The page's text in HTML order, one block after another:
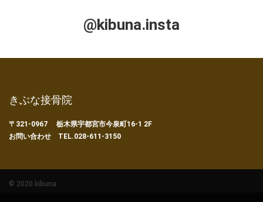
@kibuna.insta
きぶな接骨院
〒321-0967 栃木県宇都宮市今泉町16-1 2F
お問い合わせ TEL.028-611-3150
© 2020 kibuna